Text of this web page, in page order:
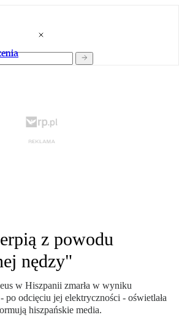
z powodu
nędzy"
w Hiszpanii zmarła w wyniku
po odcięciu jej elektryczności - oświetlała
hiszpańskie media.